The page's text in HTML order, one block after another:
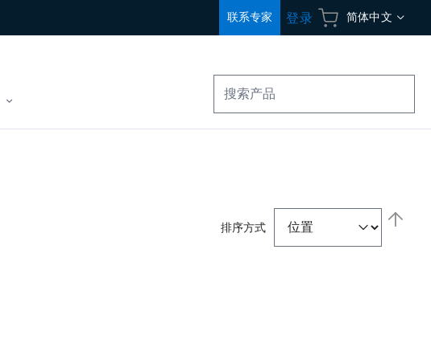
联系专家 登录
语
言
简体中文
排序方式